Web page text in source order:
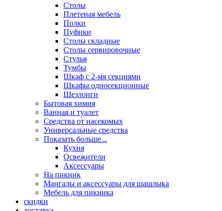
Столы
Плетеная мебель
Полки
Пуфики
Столы складные
Столы сервировочные
Стулья
Тумбы
Шкаф с 2-мя секциями
Шкафы односекционные
Шезлонги
Бытовая химия
Ванная и туалет
Средства от насекомых
Универсальные средства
Показать больше...
Кухня
Освежители
Аксессуары
На пикник
Мангалы и аксессуары для шашлыка
Мебель для пикника
скидки